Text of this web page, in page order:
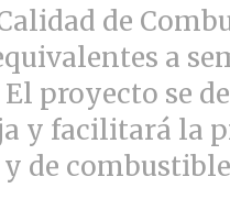
de
a
El proyecto se
y facilitará la
y de